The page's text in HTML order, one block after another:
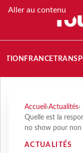
Aller au contenu
FRANCE
Accueil ›Actualités›
Quelle est la
no show pour non
ACTUALITÉS